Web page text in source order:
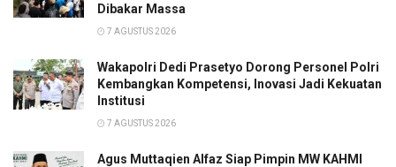
Dibakar Massa
7 AGUSTUS 2026
Wakapolri Dedi Prasetyo Dorong Personel Polri
Kembangkan Kompetensi, Inovasi Jadi Kekuatan
Institusi
7 AGUSTUS 2026
Agus Muttaqien Alfaz Siap Pimpin MW KAHMI